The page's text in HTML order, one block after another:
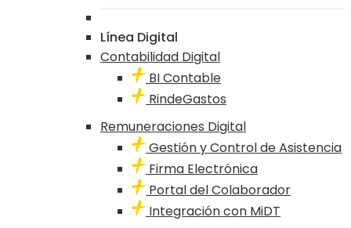
Línea Digital
Contabilidad Digital
BI Contable
RindeGastos
Remuneraciones Digital
Gestión y Control de Asistencia
Firma Electrónica
Portal del Colaborador
Integración con MiDT